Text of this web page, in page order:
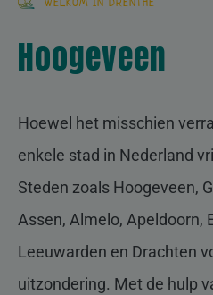
Hoogeveen
Hoewel het misschien
enkele stad in Nederland
Steden zoals Hoogeveen,
Assen, Almelo, Apeldoorn,
Leeuwarden en Drachten
uitzondering. Met de hulp